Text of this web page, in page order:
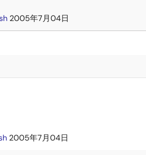
2005年7月04日
2005年7月04日